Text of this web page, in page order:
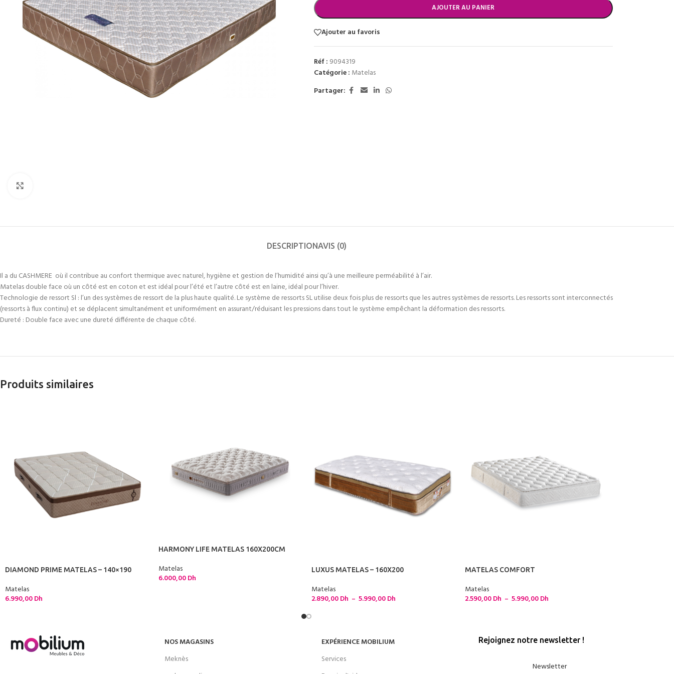
AJOUTER AU PANIER
Ajouter au favoris
Réf : 9094319
Catégorie : Matelas
Partager:
DESCRIPTIONAVIS (0)
Il a du CASHMERE où il contribue au confort thermique avec naturel, hygiène et gestion de l’humidité ainsi qu’à une meilleure perméabilité à l’air.
Matelas double face où un côté est en coton et est idéal pour l’été et l’autre côté est en laine, idéal pour l’hiver.
Technologie de ressort Sl : l’un des systèmes de ressort de la plus haute qualité. Le système de ressorts SL utilise deux fois plus de ressorts que les autres systèmes de ressorts. Les ressorts sont interconnectés
(ressorts à flux continu) et se déplacent simultanément et uniformément en assurant/réduisant les pressions dans tout le système empêchant la déformation des ressorts.
Dureté : Double face avec une dureté différente de chaque côté.
Produits similaires
DIAMOND PRIME MATELAS – 140×190
Matelas
6.990,00Dh
HARMONY LIFE MATELAS 160X200CM
Matelas
6.000,00Dh
LUXUS MATELAS – 160X200
Matelas
2.890,00Dh – 5.990,00Dh
MATELAS COMFORT
Matelas
2.590,00Dh – 5.990,00Dh
NOS MAGASINS
Meknès
EXPÉRIENCE MOBILIUM
Services
Rejoignez notre newsletter !
Newsletter